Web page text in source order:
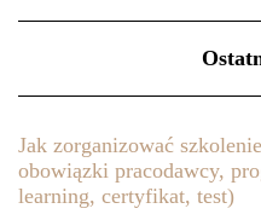
Jak zorganizować
obowiązki pracodawcy,
learning, certyfikat, test)